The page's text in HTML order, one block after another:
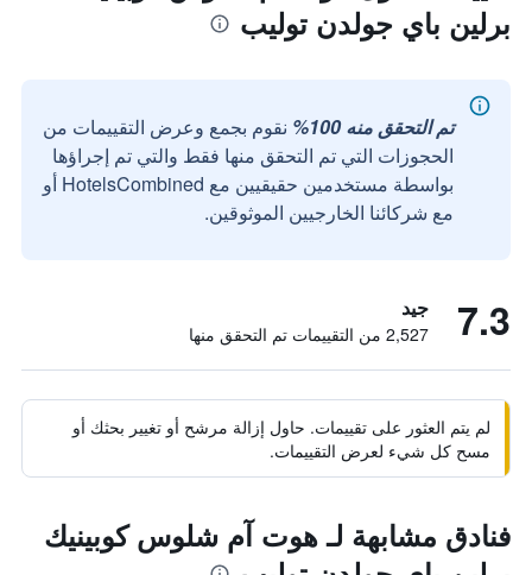
برلين باي جولدن توليب
تم التحقق منه 100%
نقوم بجمع وعرض التقييمات من
الحجوزات التي تم التحقق منها فقط والتي تم إجراؤها
بواسطة مستخدمين حقيقيين مع HotelsCombined أو
مع شركائنا الخارجيين الموثوقين.
7.3 جيد
2,527 من التقييمات تم التحقق منها
لم يتم العثور على تقييمات. حاول إزالة مرشح أو تغيير بحثك أو
مسح كل شيء لعرض التقييمات.
فنادق مشابهة لـ هوت آم شلوس كوبينيك